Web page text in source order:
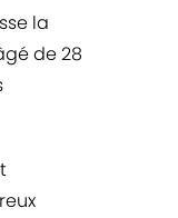
la
de 28